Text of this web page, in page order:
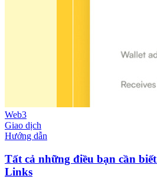
Web3
Giao dịch
Hướng dẫn
Tất cả những điều bạn cần
Links